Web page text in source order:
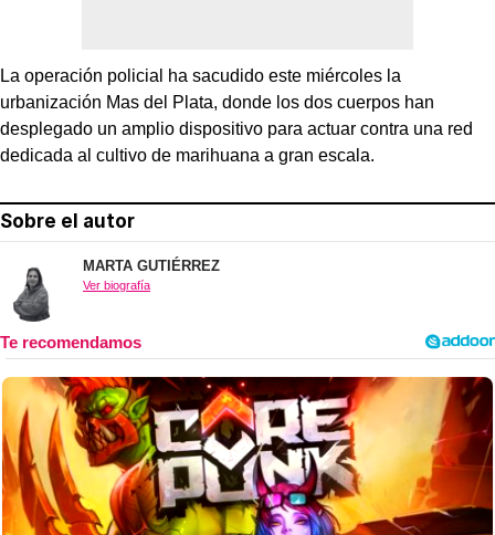
La operación policial ha sacudido este miércoles la
urbanización Mas del Plata, donde los dos cuerpos han
desplegado un amplio dispositivo para actuar contra una red
dedicada al cultivo de marihuana a gran escala.
Sobre el autor
MARTA GUTIÉRREZ
Ver biografía